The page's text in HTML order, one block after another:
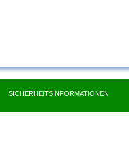
SICHERHEITSINFORMATIONEN